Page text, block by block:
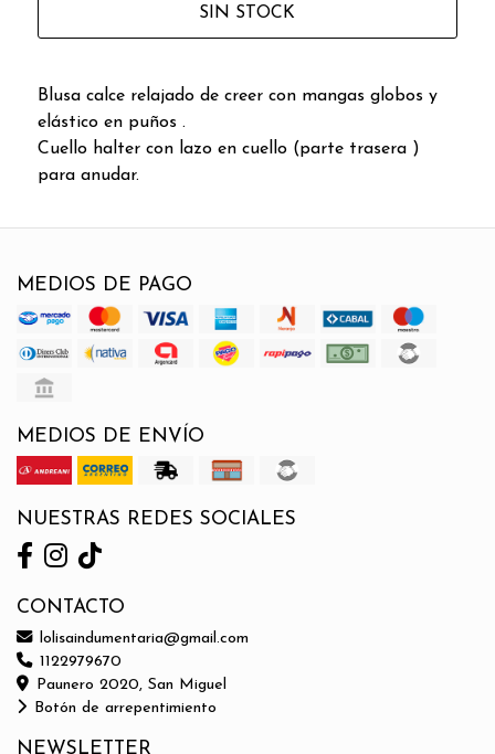
SIN STOCK
Blusa calce relajado de creer con mangas globos y
elástico en puños .
Cuello halter con lazo en cuello (parte trasera )
para anudar.
MEDIOS DE PAGO
MEDIOS DE ENVÍO
NUESTRAS REDES SOCIALES
CONTACTO
lolisaindumentaria@gmail.com
1122979670
Paunero 2020, San Miguel
Botón de arrepentimiento
NEWSLETTER